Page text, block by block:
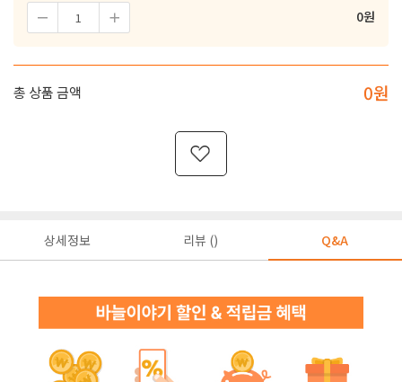
0원
총 상품 금액 0원
상세정보 리뷰 () Q&A